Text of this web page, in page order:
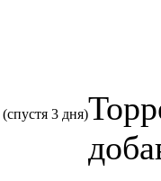
(спустя 3 дня)